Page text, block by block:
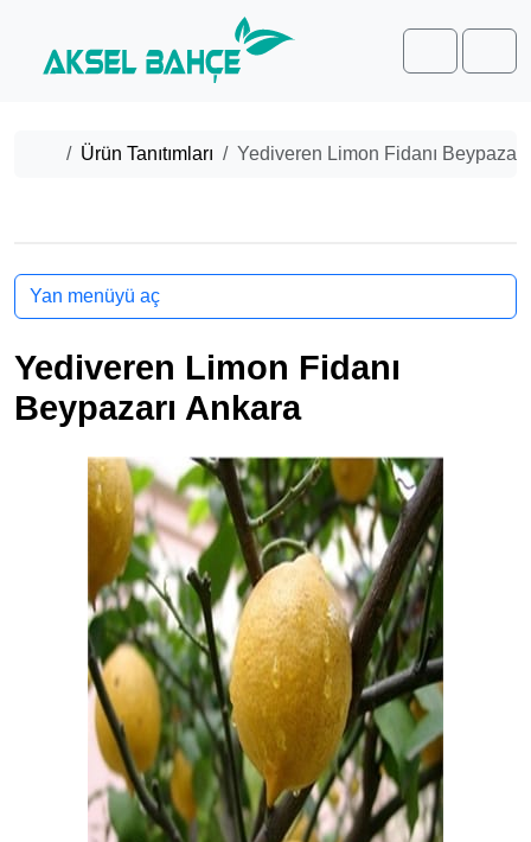
Cart
Home
Ürün Tanıtımları Yediveren Limon Fidanı
Yediveren Limon Fidanı
Beypazarı Ankara
Yan menüyü aç